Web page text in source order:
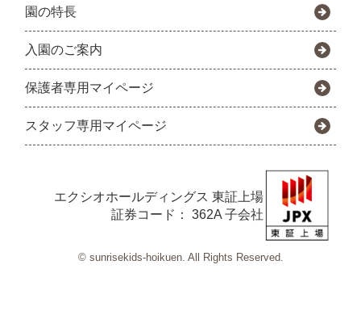
園の特長
入園のご案内
保護者専用マイページ
スタッフ専用マイページ
エクシオホールディングス 東証上場
証券コード： 362A 子会社
© sunrisekids-hoikuen. All Rights Reserved.